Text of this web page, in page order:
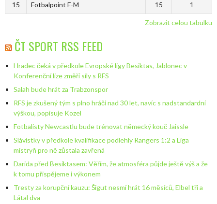
15 Fotbalpoint F-M 15 1
Zobrazit celou tabulku
ČT SPORT RSS FEED
Hradec čeká v předkole Evropské ligy Besiktas, Jablonec v
Konferenční lize změří síly s RFS
Salah bude hrát za Trabzonspor
RFS je zkušený tým s plno hráči nad 30 let, navíc s nadstandardní
výškou, popisuje Kozel
Fotbalisty Newcastlu bude trénovat německý kouč Jaissle
Slávistky v předkole kvalifikace podlehly Rangers 1:2 a Liga
mistryň pro ně zůstala zavřená
Darida před Besiktasem: Věřím, že atmosféra půjde ještě výš a že
k tomu přispějeme i výkonem
Tresty za korupční kauzu: Šigut nesmí hrát 16 měsíců, Elbel tři a
Látal dva